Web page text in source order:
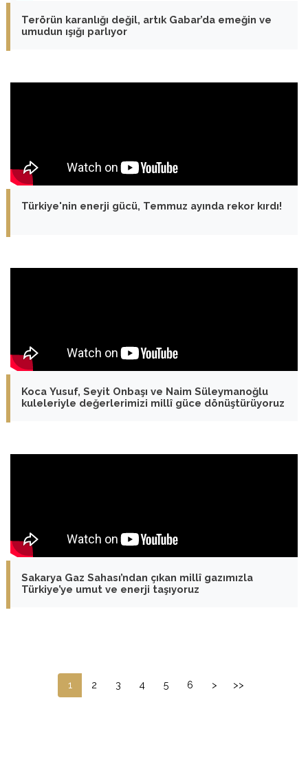
Terörün karanlığı değil, artık Gabar’da emeğin ve
umudun ışığı parlıyor
Türkiye'nin enerji gücü, Temmuz ayında rekor kırdı!
Koca Yusuf, Seyit Onbaşı ve Naim Süleymanoğlu
kuleleriyle değerlerimizi millî güce dönüştürüyoruz
Sakarya Gaz Sahası’ndan çıkan millî gazımızla
Türkiye’ye umut ve enerji taşıyoruz
1 2 3 4 5 6 > >>